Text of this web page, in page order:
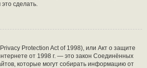
сделать.
Protection Act of 1998), или Акт о защите
от 1998 г. — это закон Соединённых
которые могут собирать информацию от